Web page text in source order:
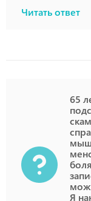
Читать ответ
65
Я